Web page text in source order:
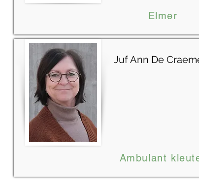
Elmer
Juf Ann De
Ambulant